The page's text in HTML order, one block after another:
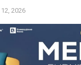
2026